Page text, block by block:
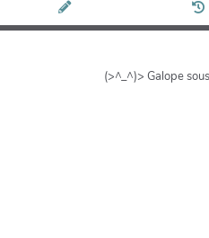
(>^_^)> Galope sous